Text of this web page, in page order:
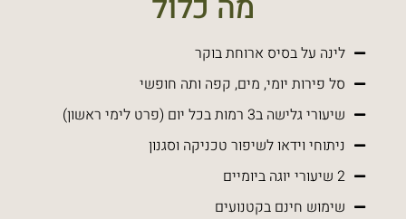
לינה על בסיס ארוחת בוקר
סל פירות יומי, מים, קפה ותה חופשי
שיעורי גלישה ב3 רמות בכל יום (פרט לימי ראשון)
ניתוחי וידאו לשיפור טכניקה וסגנון
2 שיעורי יוגה ביומיים
שימוש חינם בקטנועים